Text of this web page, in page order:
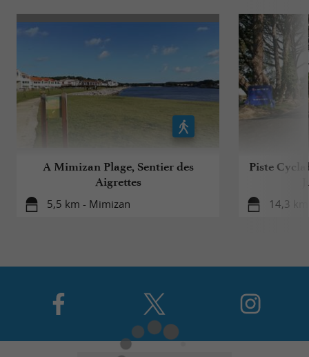
A Mimizan Plage, Sentier des
Aigrettes
5,5 km - Mimizan
Piste
14,3